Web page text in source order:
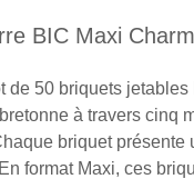
BIC Maxi
50 briquets
à travers cinq
briquet présente
format Maxi, ces